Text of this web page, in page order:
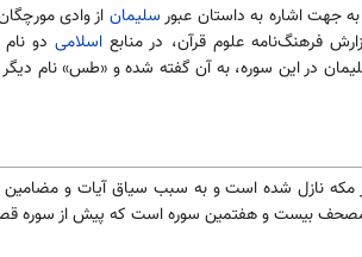
جهت اشاره به داستان عبورسلیمان از وادی
فرهنگ‌نامه علوم قرآن، در منابع اسلامیدو نام
در این سوره، به آن گفته شده و «طس» نام دیگر
مکه نازل شده است و به سبب سیاق آیات و مضامین
مصحف بیست و هفتمین سوره است که پیش از سوره